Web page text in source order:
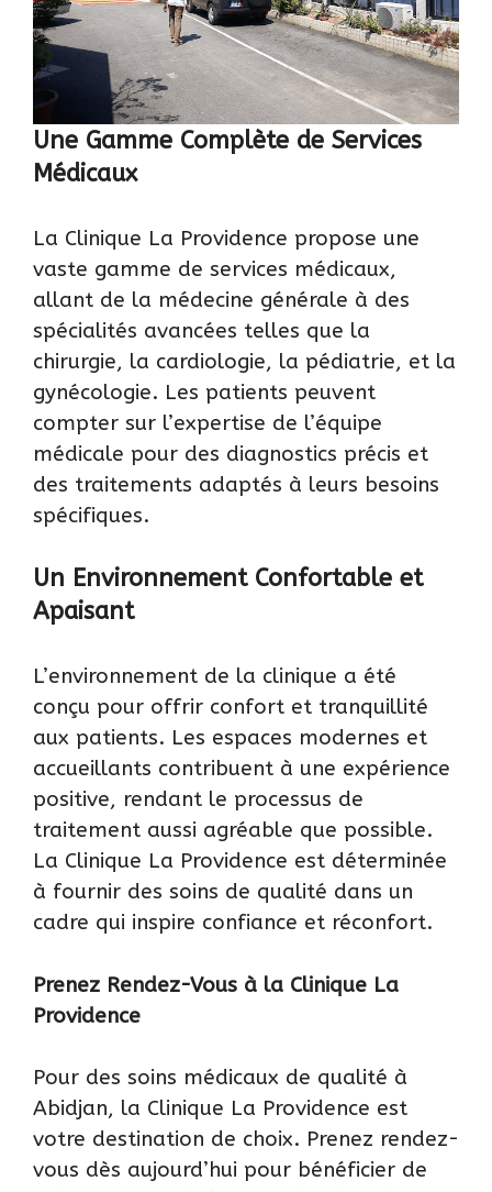
Une Gamme Complète de Services
Médicaux
La Clinique La Providence propose une
vaste gamme de services médicaux,
allant de la médecine générale à des
spécialités avancées telles que la
chirurgie, la cardiologie, la pédiatrie, et la
gynécologie. Les patients peuvent
compter sur l’expertise de l’équipe
médicale pour des diagnostics précis et
des traitements adaptés à leurs besoins
spécifiques.
Un Environnement Confortable et
Apaisant
L’environnement de la clinique a été
conçu pour offrir confort et tranquillité
aux patients. Les espaces modernes et
accueillants contribuent à une expérience
positive, rendant le processus de
traitement aussi agréable que possible.
La Clinique La Providence est déterminée
à fournir des soins de qualité dans un
cadre qui inspire confiance et réconfort.
Prenez Rendez-Vous à la Clinique La
Providence
Pour des soins médicaux de qualité à
Abidjan, la Clinique La Providence est
votre destination de choix. Prenez rendez-
vous dès aujourd’hui pour bénéficier de